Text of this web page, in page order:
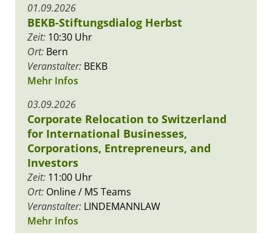
01.09.2026
BEKB-Stiftungsdialog Herbst
Zeit: 10:30 Uhr
Ort: Bern
Veranstalter: BEKB
Mehr Infos
03.09.2026
Corporate Relocation to Switzerland
for International Businesses,
Corporations, Entrepreneurs, and
Investors
Zeit: 11:00 Uhr
Ort: Online / MS Teams
Veranstalter: LINDEMANNLAW
Mehr Infos